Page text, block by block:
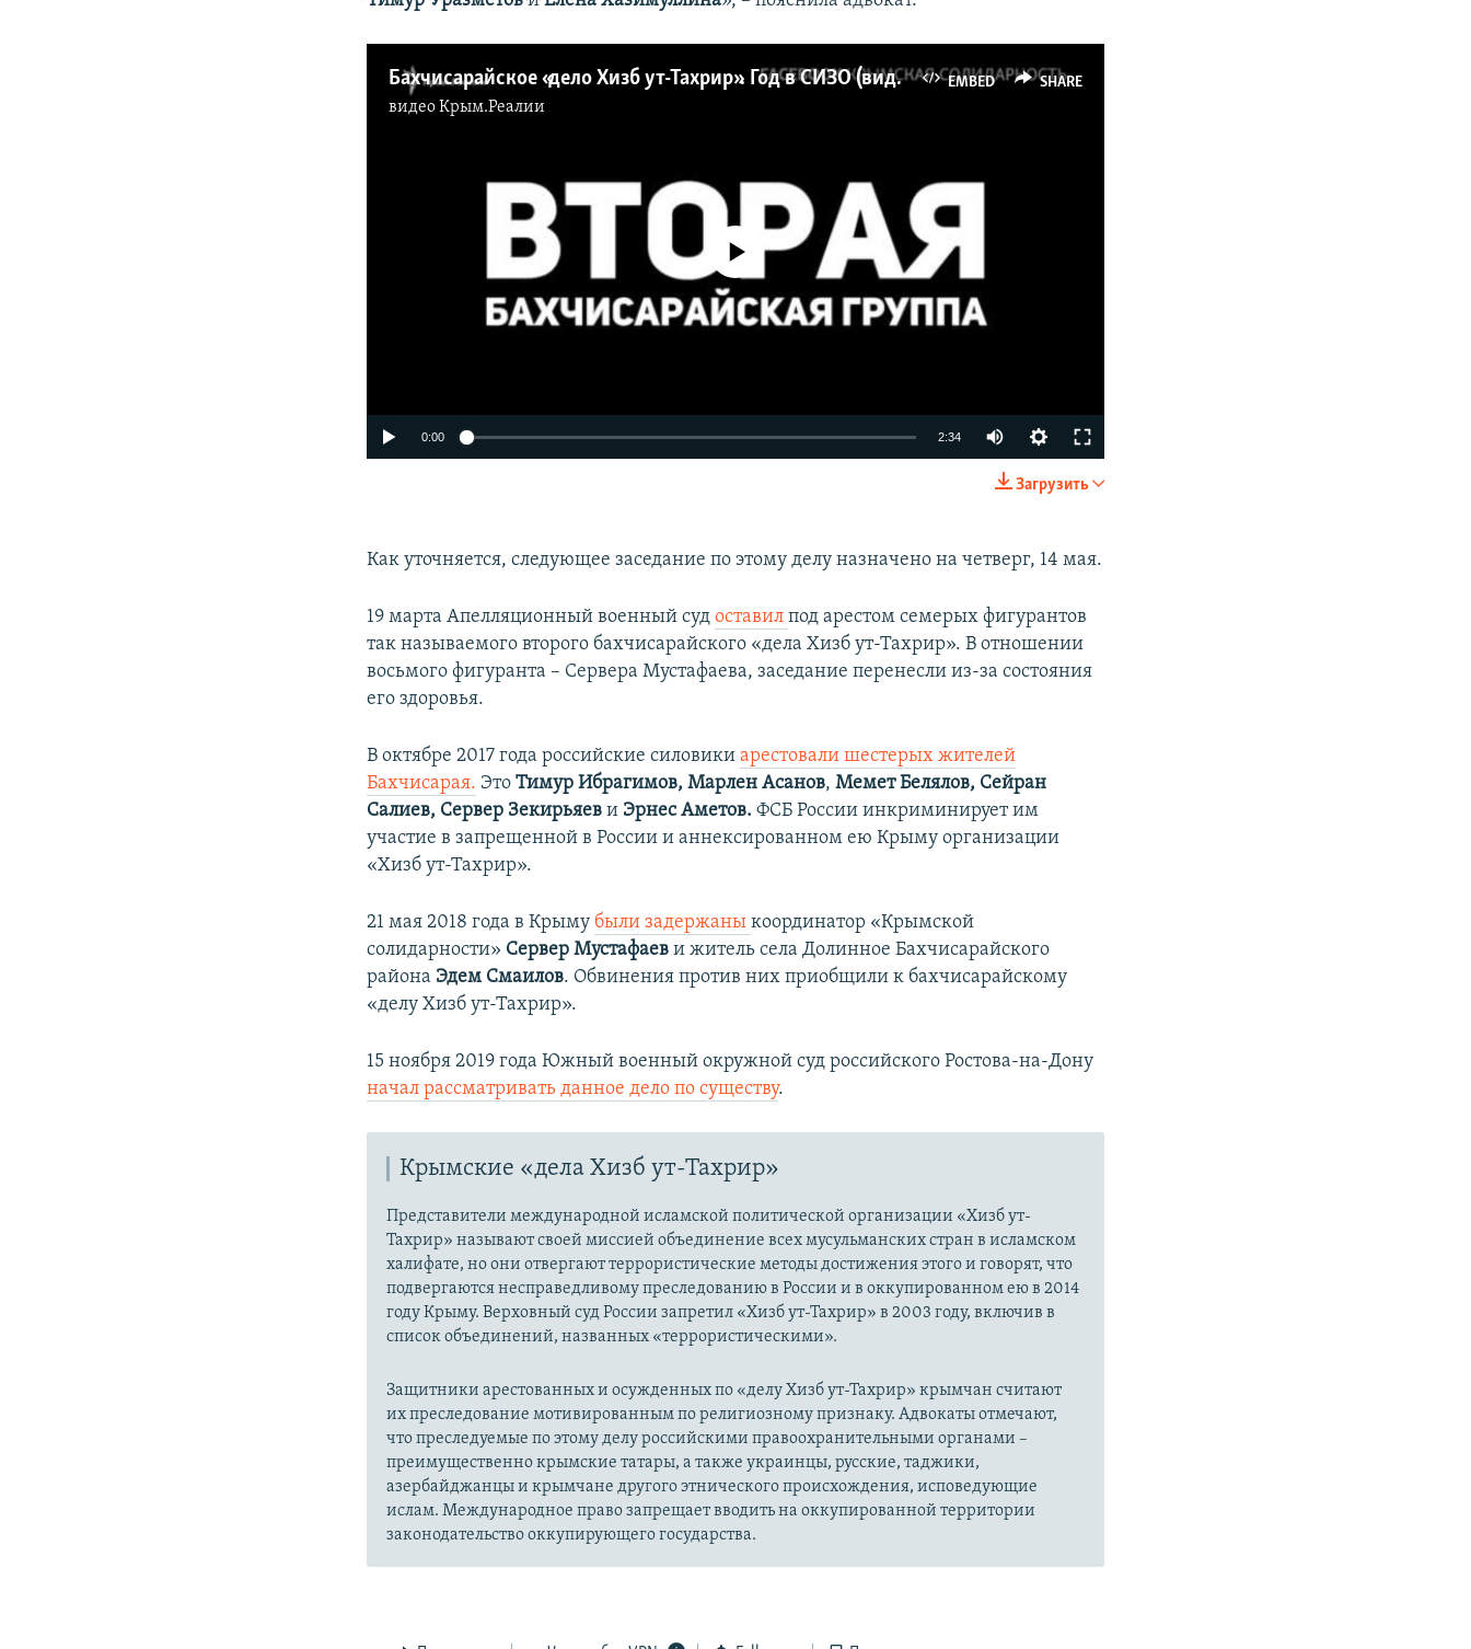
EMBED SHARE
Бахчисарайское «дело Хизб ут-Тахрир». Год в СИЗО (видео)
видеоКрым.Реалии
SHARE
No media source currently available
0:00 2:34
Загрузить
Как уточняется, следующее заседание по этому делу назначено на четверг, 14 мая.
19 марта Апелляционный военный судоставилпод арестом семерых фигурантов
так называемого второго бахчисарайского «дела Хизб ут-Тахрир». В отношении
восьмого фигуранта – Сервера Мустафаева, заседание перенесли из-за состояния
его здоровья.
В октябре 2017 года российские силовикиарестовали шестерых жителей
Бахчисарая. Это Тимур Ибрагимов, Марлен Асанов, Мемет Белялов, Сейран
Салиев, Сервер Зекирьяеви Эрнес Аметов. ФСБ России инкриминирует им
участие в запрещенной в России и аннексированном ею Крыму организации
«Хизб ут-Тахрир».
​21 мая 2018 года в Крыму были задержаныкоординатор «Крымской
солидарности» Сервер Мустафаеви житель села Долинное Бахчисарайского
района Эдем Смаилов. Обвинения против них приобщили к бахчисарайскому
«делу Хизб ут-Тахрир».
15 ноября 2019 года Южный военный окружной суд российского Ростова-на-Дону
начал рассматривать данное дело по существу.
Крымские «дела Хизб ут-Тахрир»
Представители международной исламской политической организации «Хизб ут-
Тахрир» называют своей миссией объединение всех мусульманских стран в исламском
халифате, но они отвергают террористические методы достижения этого и говорят, что
подвергаются несправедливому преследованию в России и в оккупированном ею в 2014
году Крыму. Верховный суд России запретил «Хизб ут-Тахрир» в 2003 году, включив в
список объединений, названных «террористическими».
Защитники арестованных и осужденных по «делу Хизб ут-Тахрир» крымчан считают
их преследование мотивированным по религиозному признаку. Адвокаты отмечают,
что преследуемые по этому делу российскими правоохранительными органами –
преимущественно крымские татары, а также украинцы, русские, таджики,
азербайджанцы и крымчане другого этнического происхождения, исповедующие
ислам. Международное право запрещает вводить на оккупированной территории
законодательство оккупирующего государства.